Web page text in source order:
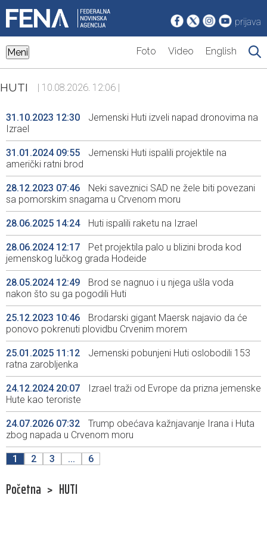
prijava
Meni Foto Video English
HUTI | 10.08.2026. 12:06 |
31.10.2023 12:30
Jemenski Huti izveli napad dronovima na
Izrael
31.01.2024 09:55
Jemenski Huti ispalili projektile na
američki ratni brod
28.12.2023 07:46
Neki saveznici SAD ne žele biti povezani
sa pomorskim snagama u Crvenom moru
28.06.2025 14:24 Huti ispalili raketu na Izrael
28.06.2024 12:17
Pet projektila palo u blizini broda kod
jemenskog lučkog grada Hodeide
28.05.2024 12:49
Brod se nagnuo i u njega ušla voda
nakon što su ga pogodili Huti
25.12.2023 10:46
Brodarski gigant Maersk najavio da će
ponovo pokrenuti plovidbu Crvenim morem
25.01.2025 11:12
Jemenski pobunjeni Huti oslobodili 153
ratna zarobljenka
24.12.2024 20:07
Izrael traži od Evrope da prizna jemenske
Hute kao teroriste
24.07.2026 07:32
Trump obećava kažnjavanje Irana i Huta
zbog napada u Crvenom moru
1 2 3 ... 6
Početna > HUTI